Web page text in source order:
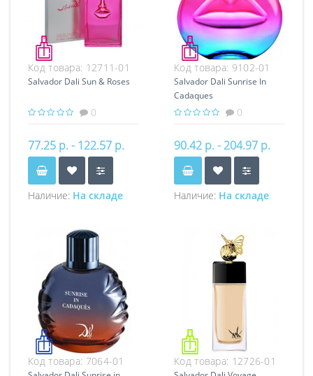
Код товара: 12711-01
Salvador Dali Sun & Roses
0
77.25 р. - 122.57 р.
Наличие: На складе
Код товара: 9102-01
Salvador Dali Sunrise In
Cadaques
0
90.42 р. - 204.97 р.
Наличие: На складе
Код товара: 7064-01 Код товара: 12726-01